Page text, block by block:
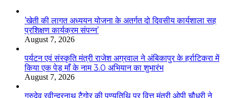
’खेती की लागत अध्ययन योजना के अतर्गत दो दिवसीय कार्यशाला सह
प्रशिक्षण कार्यक्रम संपन्न’
August 7, 2026
पर्यटन एवं संस्कृति मंत्री राजेश अग्रवाल ने अंबिकापुर के हर्राटिकरा में
किया एक पेड़ माँ के नाम 3.0 अभियान का शुभारंभ
August 7, 2026
गुरुदेव रवीन्द्रनाथ टैगोर की पुण्यतिथि पर वित्त मंत्री ओपी चौधरी ने